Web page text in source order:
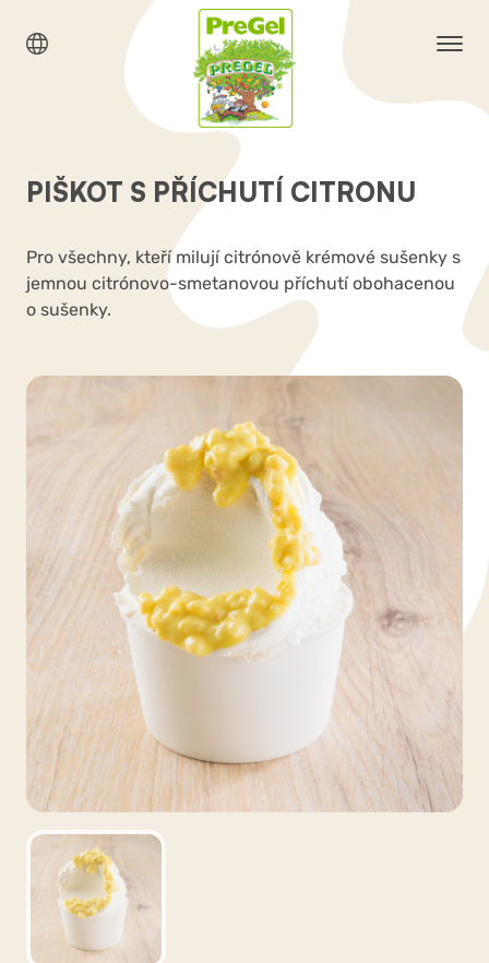
PIŠKOT S PŘÍCHUTÍ CITRONU
Pro všechny, kteří milují citrónově krémové sušenky s
jemnou citrónovo-smetanovou příchutí obohacenou
o sušenky.